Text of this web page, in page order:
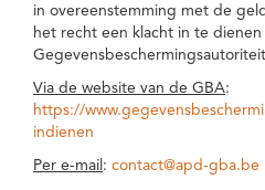
in overeenstemming met de
het recht een klacht in te
Via de website van de GBA:
https://
indienen
Per e-mail : contact@apd-gba.be